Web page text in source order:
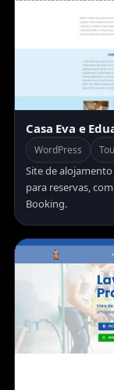
Casa Eva e
WordPress
Site de
para reservas,
Booking.